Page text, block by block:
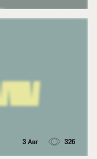
3 Авг 326